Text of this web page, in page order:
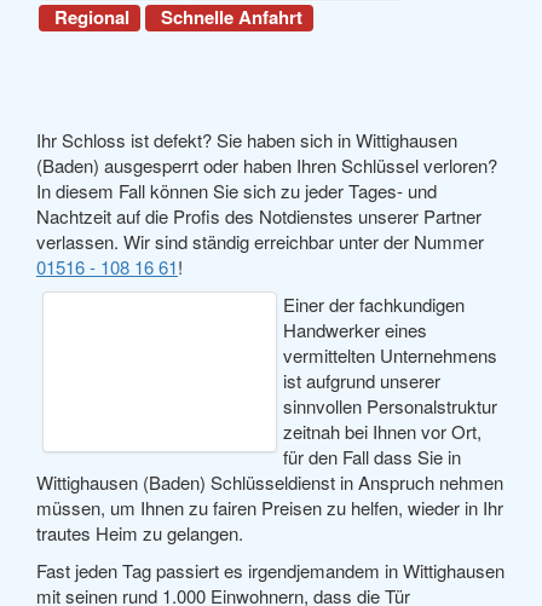
Regional
Schnelle Anfahrt
Ihr Schloss ist defekt? Sie haben sich in Wittighausen
(Baden) ausgesperrt oder haben Ihren Schlüssel verloren?
In diesem Fall können Sie sich zu jeder Tages- und
Nachtzeit auf die Profis des Notdienstes unserer Partner
verlassen. Wir sind ständig erreichbar unter der Nummer
01516 - 108 16 61!
Einer der fachkundigen
Handwerker eines
vermittelten Unternehmens
ist aufgrund unserer
sinnvollen Personalstruktur
zeitnah bei Ihnen vor Ort,
für den Fall dass Sie in
Wittighausen (Baden) Schlüsseldienst in Anspruch nehmen
müssen, um Ihnen zu fairen Preisen zu helfen, wieder in Ihr
trautes Heim zu gelangen.
Fast jeden Tag passiert es irgendjemandem in Wittighausen
mit seinen rund 1.000 Einwohnern, dass die Tür